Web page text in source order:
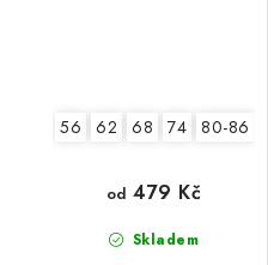
56 62 68 74 80-86
Skladem
od 479 Kč